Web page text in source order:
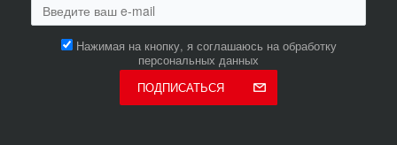
Нажимая на кнопку, я соглашаюсь на обработку
персональных данных
ПОДПИСАТЬСЯ